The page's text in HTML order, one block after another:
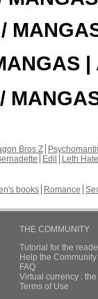
|
Bros Z
Edil
Leth Hate
books Romance
THE COMMUNITY
Tutorial for the
Help the
FAQ
Virtual currency :
Terms of Use